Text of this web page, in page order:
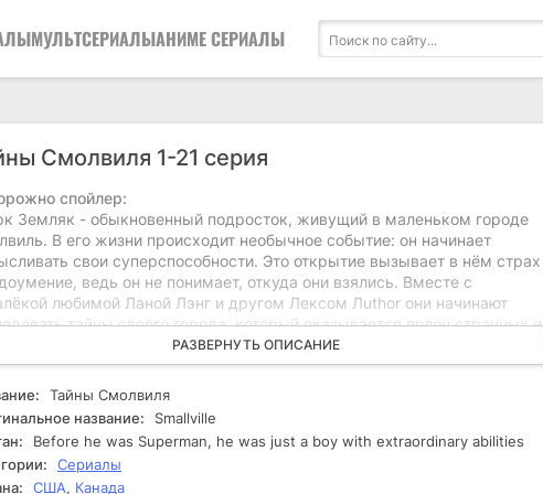
МУЛЬТСЕРИАЛЫАНИМЕ СЕРИАЛЫ
Смолвиля 1-21 серия
спойлер:
Земляк - обыкновенный подросток, живущий в маленьком городе
В его жизни происходит необычное событие: он начинает
свои суперспособности. Это открытие вызывает в нём страх
ведь он не понимает, откуда они взялись. Вместе с
любимой Ланой Лэнг и другом Лексом Лuthor они начинают
тайны своего города, который оказывается полон странных и
событий. Кларк сталкивается с различными угрозами,
с его возможностями и их происхождением. В процессе
испытаний и открытий он встречает других людей,
решение использовать свои способности на благо, защищая
друзей и близких. Однако его действия привлекают внимание
которые стремятся использовать его способности в своих
РАЗВЕРНУТЬ ОПИСАНИЕ
Тайны Смолвиля
название:
Smallville
Before he was Superman, he was just a boy with extraordinary abilities
Сериалы
США, Канада